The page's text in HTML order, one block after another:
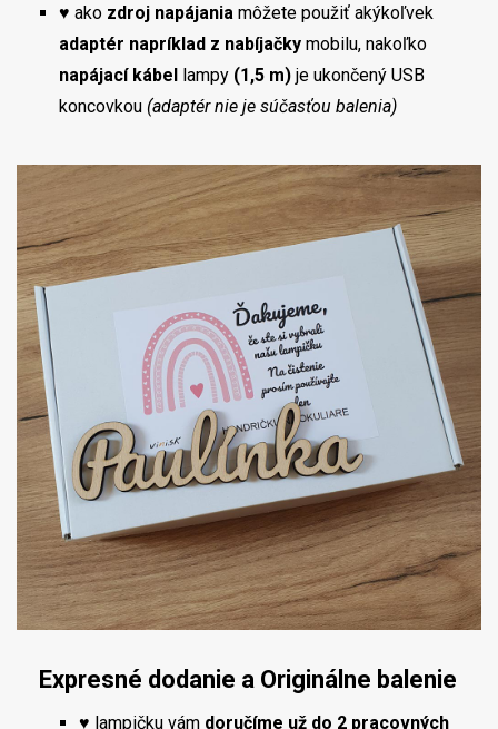
♥ ako zdroj napájania môžete použiť akýkoľvek
adaptér napríklad z nabíjačky mobilu, nakoľko
napájací kábel lampy (1,5 m) je ukončený USB
koncovkou (adaptér nie je súčasťou balenia)
Expresné dodanie a Originálne balenie
♥ lampičku vám doručíme už do 2 pracovných